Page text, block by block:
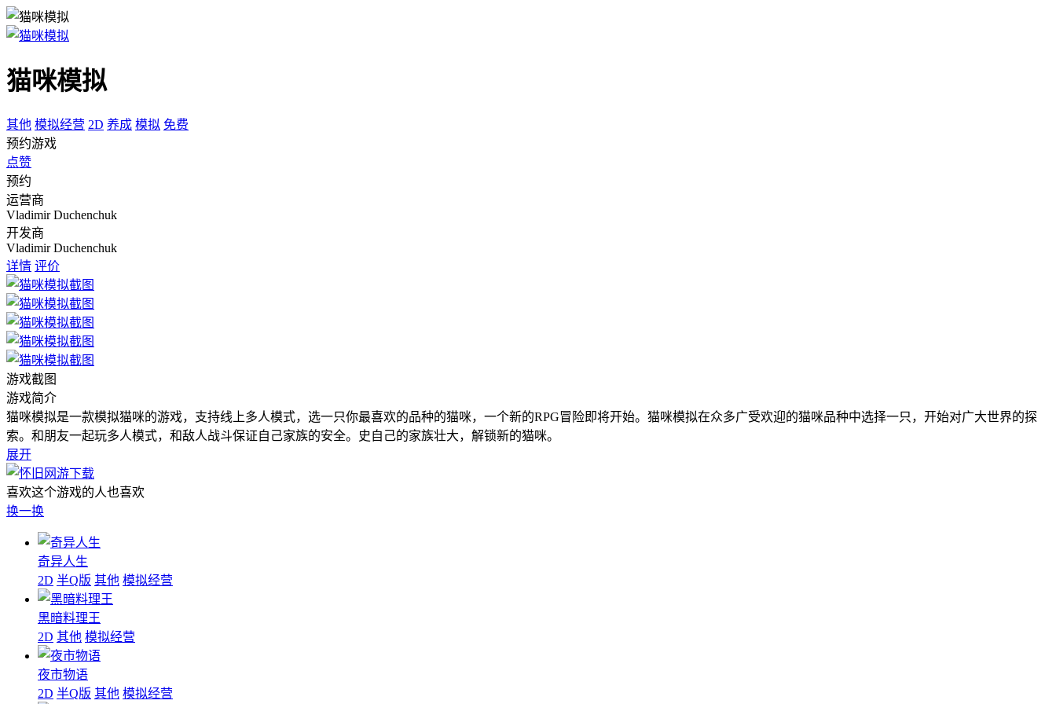
猫咪模拟
其他 模拟经营 2D 养成 模拟 免费
预约游戏
点赞
预约
运营商
Vladimir Duchenchuk
开发商
Vladimir Duchenchuk
详情 评价
游戏截图
游戏简介
猫咪模拟是一款模拟猫咪的游戏，支持线上多人模式，选一只你最喜欢的品种的猫咪，一个新的RPG冒险即将开始。猫咪模拟在众多广受欢迎的猫咪品种中选择一只，开始对广大世界的探
索。和朋友一起玩多人模式，和敌人战斗保证自己家族的安全。史自己的家族壮大，解锁新的猫咪。
展开
喜欢这个游戏的人也喜欢
换一换
奇异人生
2D 半Q版 其他 模拟经营
黑暗料理王
2D 其他 模拟经营
夜市物语
2D 半Q版 其他 模拟经营